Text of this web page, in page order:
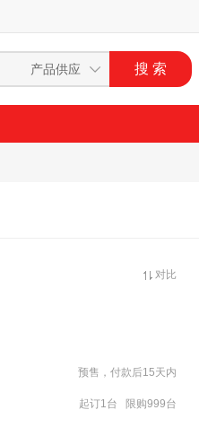
对比
预售，付款后15天内
起订1台 限购999台